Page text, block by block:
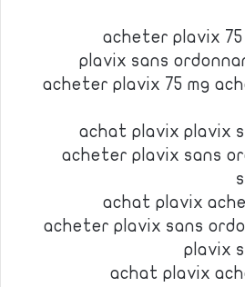
acheter plavix
plavix sans
acheter plavix 75 mg
achat plavix plavix
acheter plavix sans
achat plavix
acheter plavix sans
plavix
achat plavix